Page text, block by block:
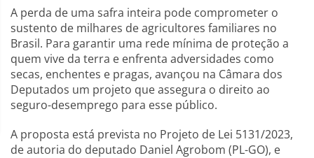
A perda de uma safra inteira pode comprometer o
sustento de milhares de agricultores familiares no
Brasil. Para garantir uma rede mínima de proteção a
quem vive da terra e enfrenta adversidades como
secas, enchentes e pragas, avançou na Câmara dos
Deputados um projeto que assegura o direito ao
seguro-desemprego para esse público.
A proposta está prevista no Projeto de Lei 5131/2023,
de autoria do deputado Daniel Agrobom (PL-GO), e